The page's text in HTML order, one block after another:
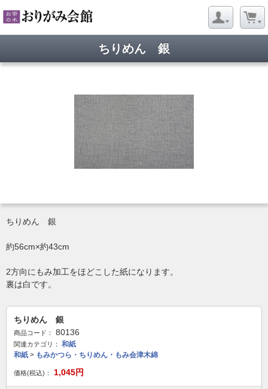
ちりめん 銀
ちりめん 銀
約56cm×約43cm
2方向にもみ加工をほどこした紙になります。
裏は白です。
ちりめん 銀
商品コード： 80136
関連カテゴリ：
和紙
和紙 > もみかつら・ちりめん・もみ会津木綿
価格(税込)： 1,045円